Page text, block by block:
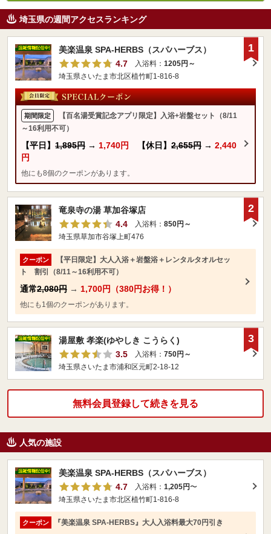
埼玉県の週間アクセスランキング
美楽温泉 SPA-HERBS（スパハーブス）
4.7
入浴料： 1205円～
埼玉県さいたま市北区植竹町1-816-8
期間限定
【百名湯受賞記念アプリ限定】入浴+岩盤セット（8/11
～16利用不可）
【平日】 1,895円 → 1,740円 【休日】 2,655円 → 2,440
円
他にも8個のクーポンがあります。
1
竜泉寺の湯 草加谷塚店
4.4
入浴料： 850円～
埼玉県草加市谷塚上町476
クーポン
【平日限定】大人入浴＋岩盤浴＋レンタルタオルセッ
ト 割引（8/11～16利用不可）
通常2,080円 → 1,700円（380円お得！）
他にも1個のクーポンがあります。
2
湯屋敷 孝楽(ゆやしき こうらく)
3.5
入浴料： 750円～
埼玉県さいたま市浦和区元町2-18-12
3
無料会員登録して続きを見る
人気の施設
美楽温泉 SPA-HERBS（スパハーブス）
4.7
入浴料： 1,205円〜
埼玉県さいたま市北区植竹町1-816-8
クーポン 『美楽温泉 SPA-HERBS』大人入浴料最大70円引き